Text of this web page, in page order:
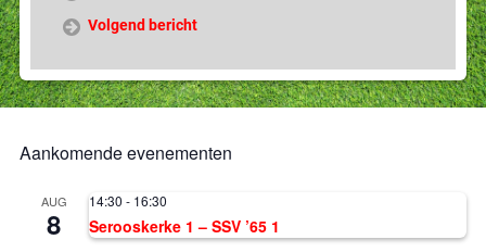
Volgend bericht
Aankomende evenementen
AUG
8
14:30 - 16:30
Serooskerke 1 – SSV ’65 1